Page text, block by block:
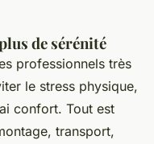
de sérénité
professionnels très
le stress physique,
confort. Tout est
transport,